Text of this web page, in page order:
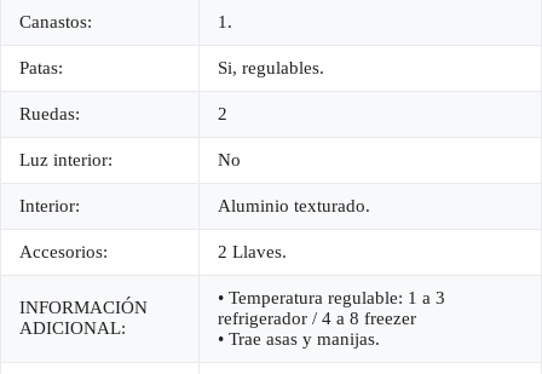
Canastos: 1.
Patas: Si, regulables.
Ruedas: 2
Luz interior: No
Interior: Aluminio texturado.
Accesorios: 2 Llaves.
INFORMACIÓN
ADICIONAL:
• Temperatura regulable: 1 a 3
refrigerador / 4 a 8 freezer
• Trae asas y manijas.